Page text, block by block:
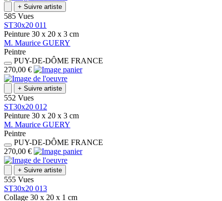
+ Suivre artiste
585 Vues
ST30x20 011
Peinture 30 x 20 x 3 cm
M. Maurice GUERY
Peintre
PUY-DE-DÔME FRANCE
270,00 €
+ Suivre artiste
552 Vues
ST30x20 012
Peinture 30 x 20 x 3 cm
M. Maurice GUERY
Peintre
PUY-DE-DÔME FRANCE
270,00 €
+ Suivre artiste
555 Vues
ST30x20 013
Collage 30 x 20 x 1 cm